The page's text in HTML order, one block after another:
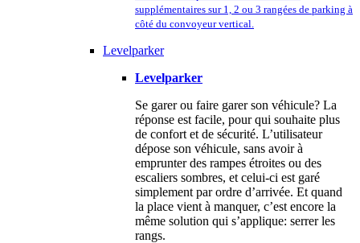
supplémentaires sur 1, 2 ou 3 rangées de parking à
côté du convoyeur vertical.
Levelparker
Levelparker
Se garer ou faire garer son véhicule? La
réponse est facile, pour qui souhaite plus
de confort et de sécurité. L’utilisateur
dépose son véhicule, sans avoir à
emprunter des rampes étroites ou des
escaliers sombres, et celui-ci est garé
simplement par ordre d’arrivée. Et quand
la place vient à manquer, c’est encore la
même solution qui s’applique: serrer les
rangs.